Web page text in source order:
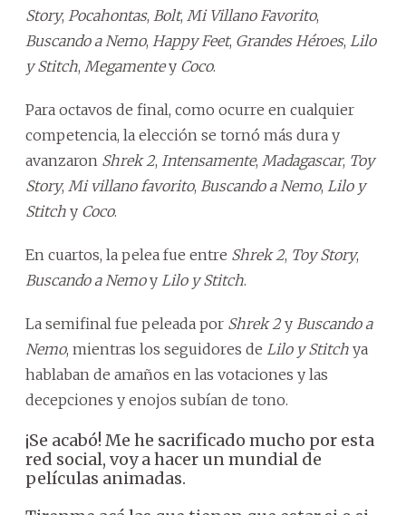
Story, Pocahontas, Bolt, Mi Villano Favorito,
Buscando a Nemo, Happy Feet, Grandes Héroes, Lilo
y Stitch, Megamentey Coco.
Para octavos de final, como ocurre en cualquier
competencia, la elección se tornó más dura y
avanzaron Shrek 2, Intensamente, Madagascar, Toy
Story, Mi villano favorito, Buscando a Nemo, Lilo y
Stitch y Coco.
En cuartos, la pelea fue entre Shrek 2, Toy Story,
Buscando a Nemoy Lilo y Stitch.
La semifinal fue peleada por Shrek 2y Buscando a
Nemo, mientras los seguidores de Lilo y Stitch ya
hablaban de amaños en las votaciones y las
decepciones y enojos subían de tono.
¡Se acabó! Me he sacrificado mucho por esta
red social, voy a hacer un mundial de
películas animadas.